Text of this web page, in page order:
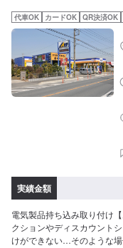
代車OK カードOK QR決済OK
実績金額
電気製品持ち込み取り付け
クションやディスカウント
けができない…そのような